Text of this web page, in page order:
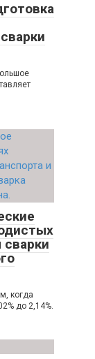
когда
до 2,14%.